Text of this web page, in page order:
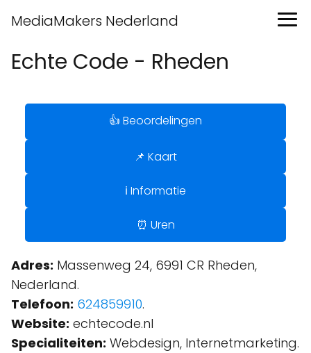
MediaMakers Nederland
Echte Code - Rheden
👍 Beoordelingen
📌 Kaart
ℹ️ Informatie
⏰ Uren
Adres: Massenweg 24, 6991 CR Rheden,
Nederland.
Telefoon: 624859910.
Website: echtecode.nl
Specialiteiten: Webdesign, Internetmarketing.